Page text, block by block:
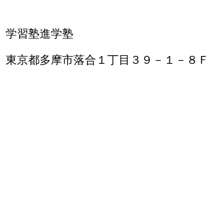
学習塾進学塾
東京都多摩市落合１丁目３９－１－８Ｆ